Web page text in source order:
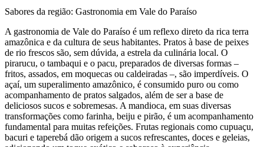
Sabores da região: Gastronomia em Vale do Paraíso
A gastronomia de Vale do Paraíso é um reflexo direto da rica terra
amazônica e da cultura de seus habitantes. Pratos à base de peixes
de rio frescos são, sem dúvida, a estrela da culinária local. O
pirarucu, o tambaqui e o pacu, preparados de diversas formas –
fritos, assados, em moquecas ou caldeiradas –, são imperdíveis. O
açaí, um superalimento amazônico, é consumido puro ou como
acompanhamento de pratos salgados, além de ser a base de
deliciosos sucos e sobremesas. A mandioca, em suas diversas
transformações como farinha, beiju e pirão, é um acompanhamento
fundamental para muitas refeições. Frutas regionais como cupuaçu,
bacuri e taperebá dão origem a sucos refrescantes, doces e geleias,